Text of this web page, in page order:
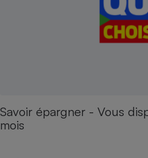
Savoir épargner - Vous
mois